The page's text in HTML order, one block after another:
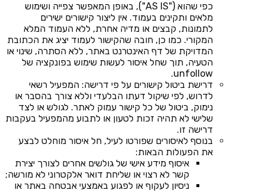
כפי שהוא ("AS IS"), באופן המאפשר צפייה ושימוש
מלאים ותקינים בעמוד. אין ליצור קישורים ישירים
לתמונות, קבצים או מדיה אחרת, ללא העמוד המלא
המקורי. כמו כן, חובה שהקישור לעמוד יציג את הכתובת
המדויקת של דף האינטרנט באתר, ללא הסתרה, שינוי או
הטעיה, תוך שחל איסור לעשות שימוש בפונקציה של
unfollow.
דרישת ביטול קישורים על פי דרישה: המפעיל רשאי
לדרוש, לפי שיקול דעתו הבלעדי וללא צורך בהסבר או
נימוק, ביטול של כל קישור עמוק לאתר. לגולש או לצד
שלישי לא תהיה זכות לטעון או לתבוע מהמפעיל בעקבות
דרישה זו.
בנוסף לאיסורים שפורטו לעיל, חל איסור מוחלט לבצע
את הפעולות הבאות:
איסוף מידע אישי של גולשים אחרים לצורך יצירת
קשר לא רצוי או שליחת דואר אלקטרוני לא מורשה;
ניסיון לעקוף או לפגוע באמצעי אבטחה באתר או